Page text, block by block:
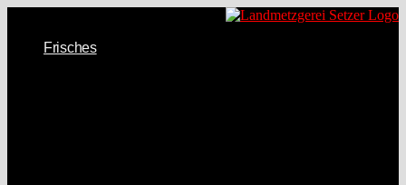
Frisches